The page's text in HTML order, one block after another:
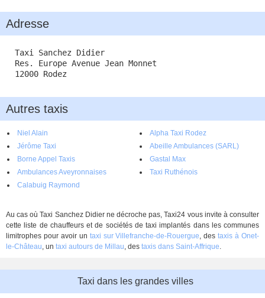
Adresse
Taxi Sanchez Didier
Res. Europe Avenue Jean Monnet
12000 Rodez
Autres taxis
Niel Alain
Alpha Taxi Rodez
Jérôme Taxi
Abeille Ambulances (SARL)
Borne Appel Taxis
Gastal Max
Ambulances Aveyronnaises
Taxi Ruthénois
Calabuig Raymond
Au cas où Taxi Sanchez Didier ne décroche pas, Taxi24 vous invite à consulter
cette liste de chauffeurs et de sociétés de taxi implantés dans les communes
limitrophes pour avoir un taxi sur Villefranche-de-Rouergue, destaxis à Onet-
le-Château, un taxi autours de Millau, des taxis dans Saint-Affrique.
Taxi dans les grandes villes